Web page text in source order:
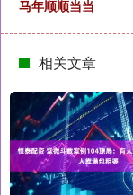
马年顺顺当当
相关文章